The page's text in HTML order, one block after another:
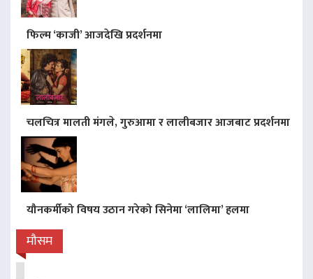
फिल्म ‘काजी’ आजदेखि प्रदर्शनमा
चलचित्र मालती मंगले, गुरुआमा र लालीबजार आजबाट प्रदर्शनमा
यौनकर्मीको विषय उठान गरेको सिनेमा ‘लालिमा’ हलमा
मौसम